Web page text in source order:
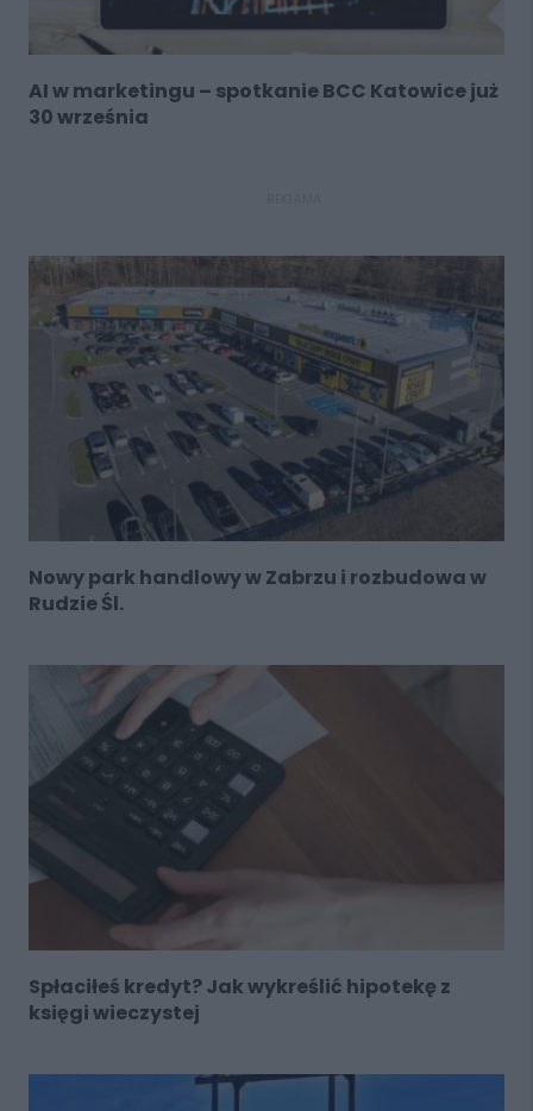
AI w marketingu – spotkanie BCC Katowice już
30 września
Nowy park handlowy w Zabrzu i rozbudowa w
Rudzie Śl.
Spłaciłeś kredyt? Jak wykreślić hipotekę z
księgi wieczystej